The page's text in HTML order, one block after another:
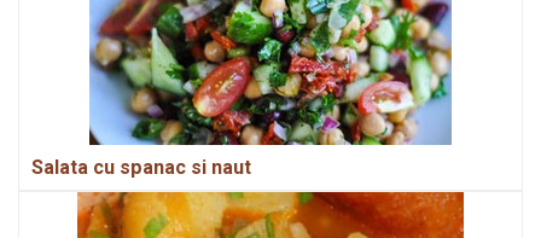
Salata cu spanac si naut